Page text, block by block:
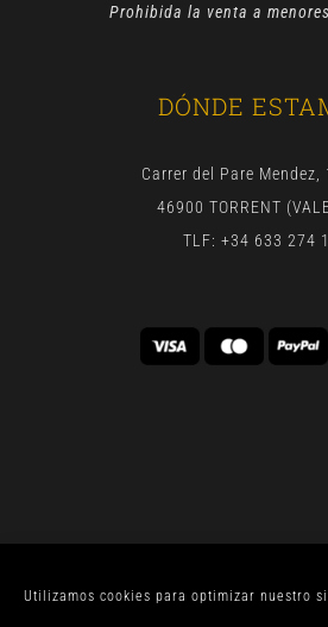
Utilizamos cookies para optimizar nuestro
Prohibida la venta a
DÓNDE
Carrer del Pare Mendez,
46900 TORRENT
TLF: +34 633 274